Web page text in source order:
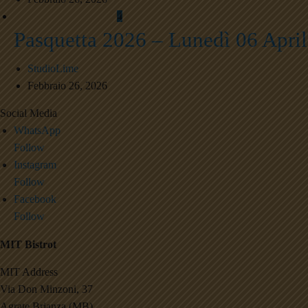
4
Pasquetta 2026 – Lunedì 06
StudioLime
Febbraio 26, 2026
Social Media
WhatsApp
Follow
Instagram
Follow
Facebook
Follow
MIT Bistrot
MIT Address
Via Don Minzoni, 37